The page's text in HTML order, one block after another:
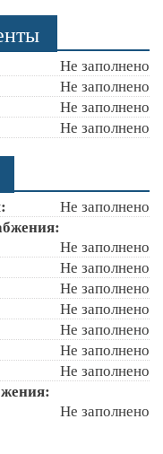
Не заполнено
Не заполнено
Не заполнено
Не заполнено
Не заполнено
Не заполнено
Не заполнено
Не заполнено
Не заполнено
Не заполнено
Не заполнено
Не заполнено
Не заполнено